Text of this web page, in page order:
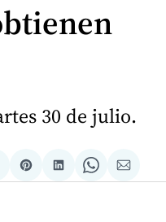
30 de julio.
Share
on
Compartir
en
Share
on
via